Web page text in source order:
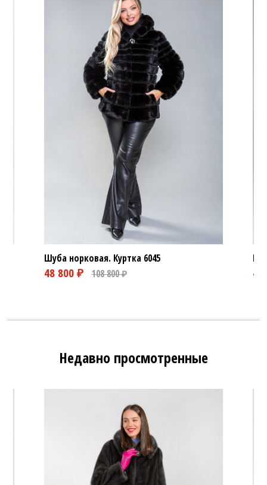
Шуба норковая. Куртка 6045
Недавно просмотренные